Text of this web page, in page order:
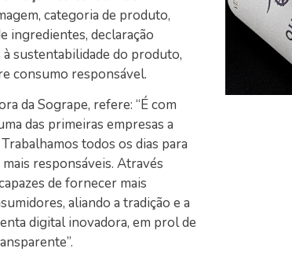
categoria de produto,
ingredientes, declaração
sustentabilidade do produto,
consumo responsável.
da Sogrape, refere: “É com
das primeiras empresas a
todos os dias para
responsáveis. Através
de fornecer mais
aliando a tradição e a
digital inovadora, em prol de